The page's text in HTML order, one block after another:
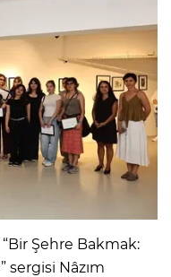
Şehre Bakmak:
sergisi Nâzım